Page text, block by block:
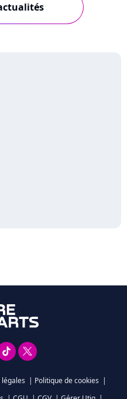
| Politique de cookies |